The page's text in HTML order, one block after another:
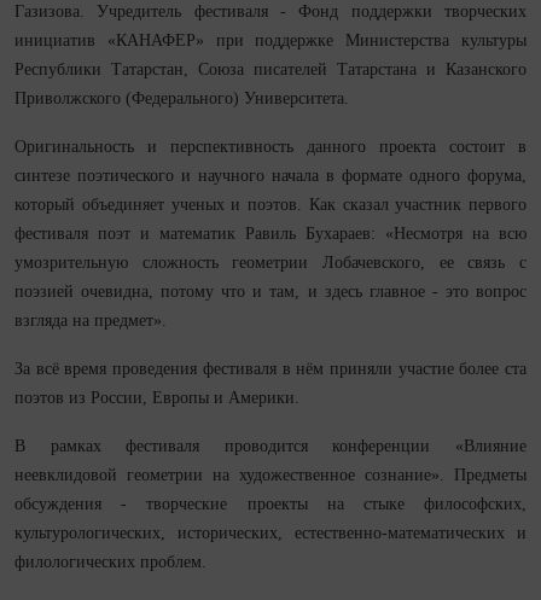
Газизова. Учредитель фестиваля - Фонд поддержки творческих
инициатив «КАНАФЕР» при поддержке Министерства культуры
Республики Татарстан, Союза писателей Татарстана и Казанского
Приволжского (Федерального) Университета.
Оригинальность и перспективность данного проекта состоит в
синтезе поэтического и научного начала в формате одного форума,
который объединяет ученых и поэтов. Как сказал участник первого
фестиваля поэт и математик Равиль Бухараев: «Несмотря на всю
умозрительную сложность геометрии Лобачевского, ее связь с
поэзией очевидна, потому что и там, и здесь главное - это вопрос
взгляда на предмет».
За всё время проведения фестиваля в нём приняли участие более ста
поэтов из России, Европы и Америки.
В рамках фестиваля проводится конференции «Влияние
неевклидовой геометрии на художественное сознание». Предметы
обсуждения - творческие проекты на стыке философских,
культурологических, исторических, естественно-математических и
филологических проблем.